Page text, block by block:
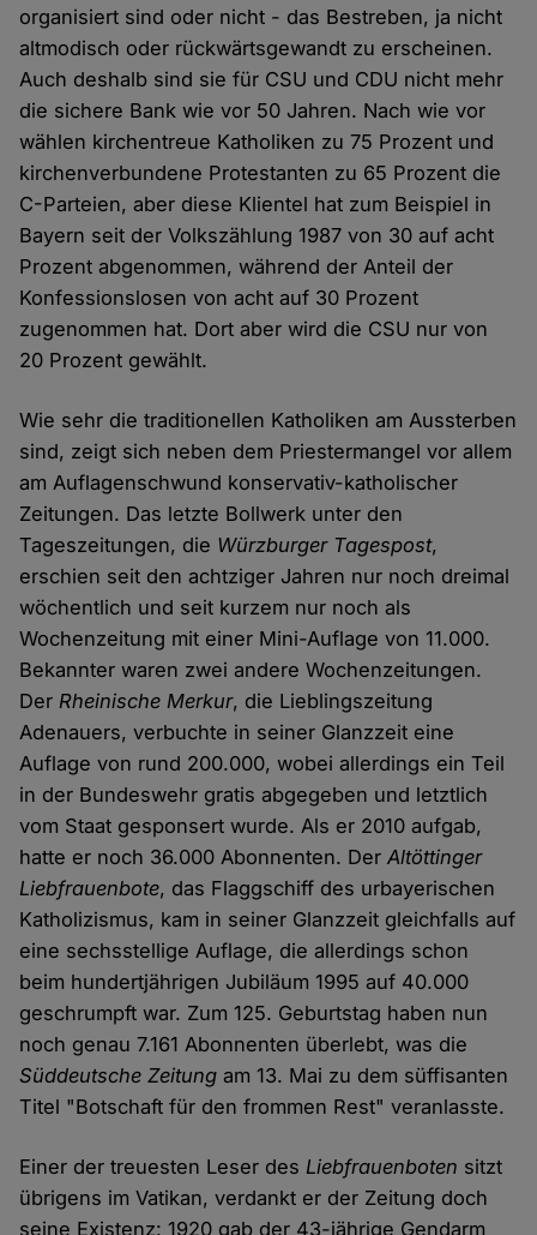
organisiert sind oder nicht - das Bestreben, ja nicht
altmodisch oder rückwärtsgewandt zu erscheinen.
Auch deshalb sind sie für CSU und CDU nicht mehr
die sichere Bank wie vor 50 Jahren. Nach wie vor
wählen kirchentreue Katholiken zu 75 Prozent und
kirchenverbundene Protestanten zu 65 Prozent die
C-Parteien, aber diese Klientel hat zum Beispiel in
Bayern seit der Volkszählung 1987 von 30 auf acht
Prozent abgenommen, während der Anteil der
Konfessionslosen von acht auf 30 Prozent
zugenommen hat. Dort aber wird die CSU nur von
20 Prozent gewählt.
Wie sehr die traditionellen Katholiken am Aussterben
sind, zeigt sich neben dem Priestermangel vor allem
am Auflagenschwund konservativ-katholischer
Zeitungen. Das letzte Bollwerk unter den
Tageszeitungen, die Würzburger Tagespost,
erschien seit den achtziger Jahren nur noch dreimal
wöchentlich und seit kurzem nur noch als
Wochenzeitung mit einer Mini-Auflage von 11.000.
Bekannter waren zwei andere Wochenzeitungen.
DerRheinische Merkur, die Lieblingszeitung
Adenauers, verbuchte in seiner Glanzzeit eine
Auflage von rund 200.000, wobei allerdings ein Teil
in der Bundeswehr gratis abgegeben und letztlich
vom Staat gesponsert wurde. Als er 2010 aufgab,
hatte er noch 36.000 Abonnenten. DerAltöttinger
Liebfrauenbote, das Flaggschiff des urbayerischen
Katholizismus, kam in seiner Glanzzeit gleichfalls auf
eine sechsstellige Auflage, die allerdings schon
beim hundertjährigen Jubiläum 1995 auf 40.000
geschrumpft war. Zum 125. Geburtstag haben nun
noch genau 7.161 Abonnenten überlebt, was die
Süddeutsche Zeitung am 13. Mai zu dem süffisanten
Titel "Botschaft für den frommen Rest" veranlasste.
Einer der treuesten Leser desLiebfrauenboten sitzt
übrigens im Vatikan, verdankt er der Zeitung doch
seine Existenz: 1920 gab der 43-jährige Gendarm